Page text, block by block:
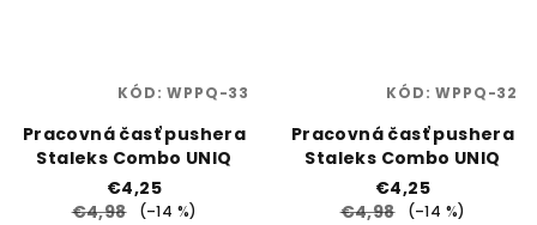
Pracovná časť pushera
Staleks Combo UNIQ
€4,25
€4,98
(–14 %)
KÓD:WPPQ-33
Pracovná časť pushera
Staleks Combo UNIQ
€4,25
€4,98
(–14 %)
KÓD:WPPQ-32